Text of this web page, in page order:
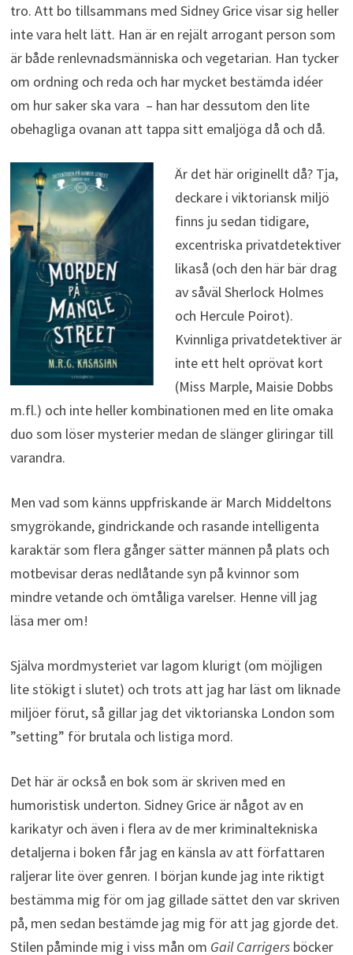
tro. Att bo tillsammans med Sidney Grice visar sig heller
inte vara helt lätt. Han är en rejält arrogant person som
är både renlevnadsmänniska och vegetarian. Han tycker
om ordning och reda och har mycket bestämda idéer
om hur saker ska vara – han har dessutom den lite
obehagliga ovanan att tappa sitt emaljöga då och då.
Är det här originellt då? Tja,
deckare i viktoriansk miljö
finns ju sedan tidigare,
excentriska privatdetektiver
likaså (och den här bär drag
av såväl Sherlock Holmes
och Hercule Poirot).
Kvinnliga privatdetektiver är
inte ett helt oprövat kort
(Miss Marple, Maisie Dobbs
m.fl.) och inte heller kombinationen med en lite omaka
duo som löser mysterier medan de slänger gliringar till
varandra.
Men vad som känns uppfriskande är March Middeltons
smygrökande, gindrickande och rasande intelligenta
karaktär som flera gånger sätter männen på plats och
motbevisar deras nedlåtande syn på kvinnor som
mindre vetande och ömtåliga varelser. Henne vill jag
läsa mer om!
Själva mordmysteriet var lagom klurigt (om möjligen
lite stökigt i slutet) och trots att jag har läst om liknade
miljöer förut, så gillar jag det viktorianska London som
”setting” för brutala och listiga mord.
Det här är också en bok som är skriven med en
humoristisk underton. Sidney Grice är något av en
karikatyr och även i flera av de mer kriminaltekniska
detaljerna i boken får jag en känsla av att författaren
raljerar lite över genren. I början kunde jag inte riktigt
bestämma mig för om jag gillade sättet den var skriven
på, men sedan bestämde jag mig för att jag gjorde det.
Stilen påminde mig i viss mån om Gail Carrigers böcker